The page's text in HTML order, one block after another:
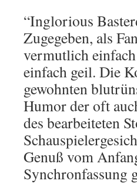
“Inglorious
Zugegeben, als
vermutlich
einfach geil. Die
gewohnten
Humor der oft
des bearbeiteten
Genuß vom
Synchronfassung